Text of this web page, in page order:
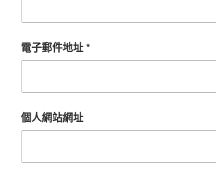
電子郵件地址*
個人網站網址